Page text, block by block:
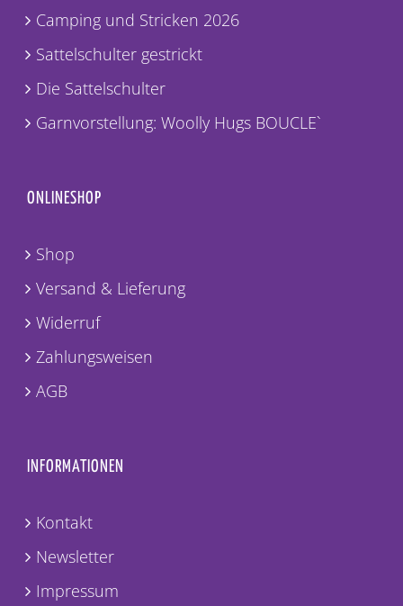
Camping und Stricken 2026
Sattelschulter gestrickt
Die Sattelschulter
Garnvorstellung: Woolly Hugs BOUCLE`
ONLINESHOP
Shop
Versand & Lieferung
Widerruf
Zahlungsweisen
AGB
INFORMATIONEN
Kontakt
Newsletter
Impressum